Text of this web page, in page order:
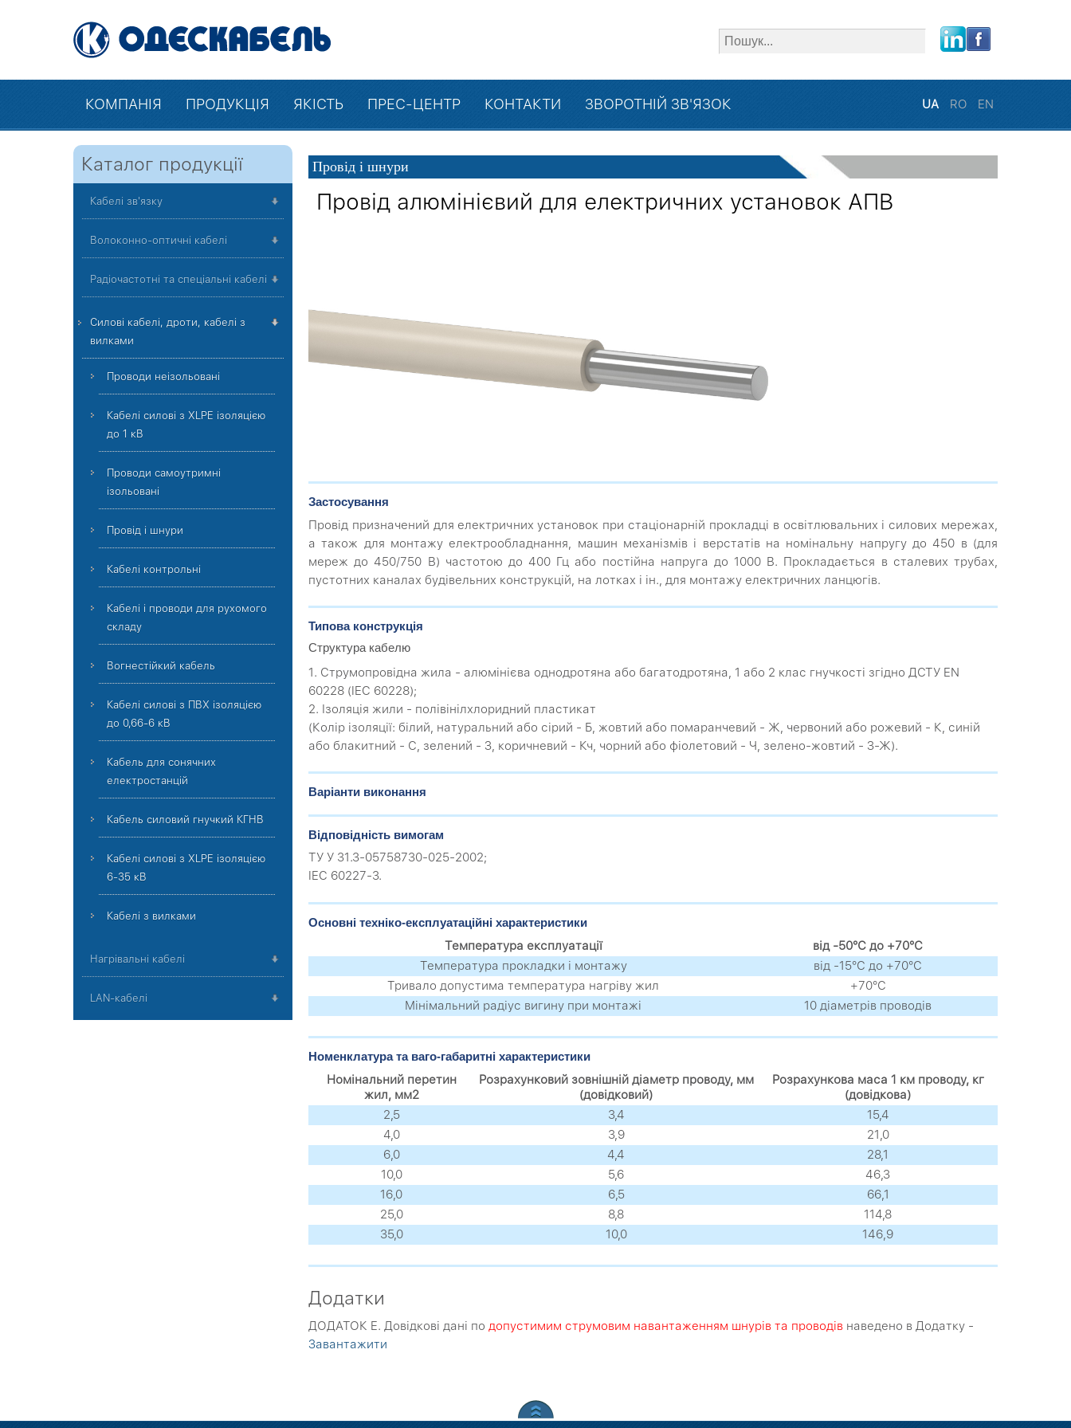
КОМПАНІЯ ПРОДУКЦІЯ ЯКІСТЬ ПРЕС-ЦЕНТР КОНТАКТИ ЗВОРОТНІЙ ЗВ'ЯЗОК UA RO EN
Каталог продукції
Кабелі зв'язку
Волоконно-оптичні кабелі
Радіочастотні та спеціальні кабелі
Силові кабелі, дроти, кабелі з
вилками
Проводи неізольовані
Кабелі силові з XLPE ізоляцією
до 1 кВ
Проводи самоутримні
ізольовані
Провід і шнури
Кабелі контрольні
Кабелі і проводи для рухомого
складу
Вогнестійкий кабель
Кабелі силові з ПВХ ізоляцією
до 0,66-6 кВ
Кабель для сонячних
електростанцій
Кабель силовий гнучкий КГНВ
Кабелі силові з XLPE ізоляцією
6-35 кВ
Кабелі з вилками
Нагрівальні кабелі
LAN-кабелі
Провід і шнури
Провід алюмінієвий для електричних установок АПВ
Застосування
Провід призначений для електричних установок при стаціонарній прокладці в освітлювальних і силових мережах,
а також для монтажу електрообладнання, машин механізмів і верстатів на номінальну напругу до 450 в (для
мереж до 450/750 В) частотою до 400 Гц або постійна напруга до 1000 В. Прокладається в сталевих трубах,
пустотних каналах будівельних конструкцій, на лотках і ін., для монтажу електричних ланцюгів.
Типова конструкція
Структура кабелю
1. Струмопровідна жила - алюмінієва однодротяна або багатодротяна, 1 або 2 клас гнучкості згідно ДСТУ EN
60228 (IEC 60228);
2. Ізоляція жили - полівінілхлоридний пластикат
(Колір ізоляції: білий, натуральний або сірий - Б, жовтий або помаранчевий - Ж, червоний або рожевий - К, синій
або блакитний - С, зелений - З, коричневий - Кч, чорний або фіолетовий - Ч, зелено-жовтий - З-Ж).
Варіанти виконання
Відповідність вимогам
ТУ У 31.3-05758730-025-2002;
IEC 60227-3.
Основні техніко-експлуатаційні характеристики
Температура експлуатації
від -50°С до +70°С
Температура прокладки і монтажу
від -15°С до +70°С
Тривало допустима температура нагріву жил
+70°С
Мінімальний радіус вигину при монтажі
10 діаметрів проводів
Номенклатура та ваго-габаритні характеристики
Номінальний перетин
жил, мм2
Розрахунковий зовнішній діаметр проводу, мм
(довідковий)
Розрахункова маса 1 км проводу, кг
(довідкова)
2,5
3,4
15,4
4,0
3,9
21,0
6,0
4,4
28,1
10,0
5,6
46,3
16,0
6,5
66,1
25,0
8,8
114,8
35,0
10,0 146,9
Додатки
ДОДАТОК E. Довідкові дані по допустимим струмовим навантаженням шнурів та проводів наведено в Додатку -
Завантажити
close